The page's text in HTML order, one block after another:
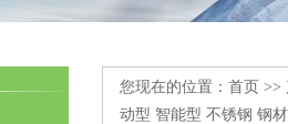
您现在的位置： 首页 >>
动型 智能型 不锈钢 钢